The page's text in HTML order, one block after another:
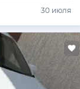
30 июля